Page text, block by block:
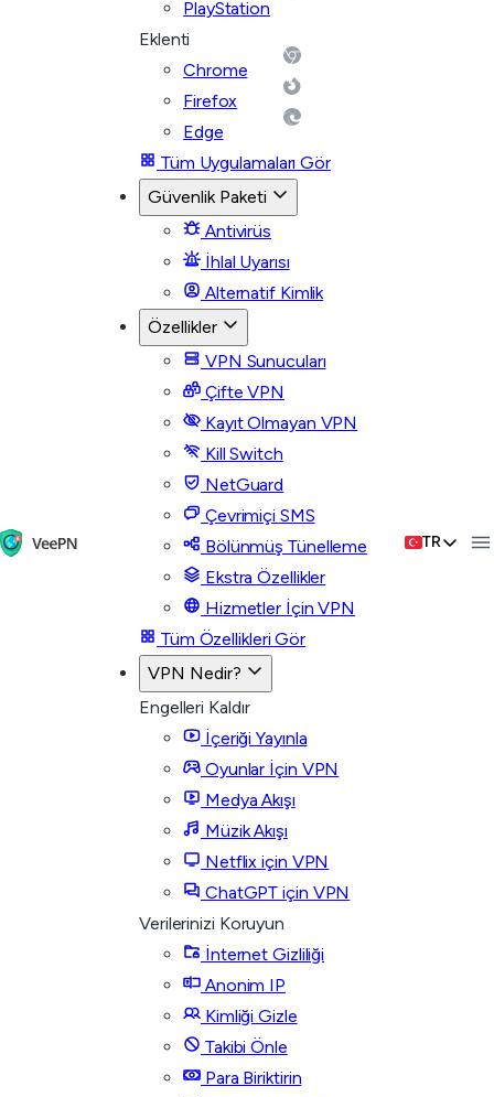
PlayStation
Eklenti
Chrome
Firefox
Edge
Tüm Uygulamaları Gör
Güvenlik Paketi
Antivirüs
İhlal Uyarısı
Alternatif Kimlik
Özellikler
VPN Sunucuları
Çifte VPN
Kayıt Olmayan VPN
Kill Switch
NetGuard
Çevrimiçi SMS
Bölünmüş Tünelleme
Ekstra Özellikler
Hizmetler İçin VPN
Tüm Özellikleri Gör
VPN Nedir?
Engelleri Kaldır
İçeriği Yayınla
Oyunlar İçin VPN
Medya Akışı
Müzik Akışı
Netflix için VPN
ChatGPT için VPN
Verilerinizi Koruyun
İnternet Gizliliği
Anonim IP
Kimliği Gizle
Takibi Önle
Para Biriktirin
TR